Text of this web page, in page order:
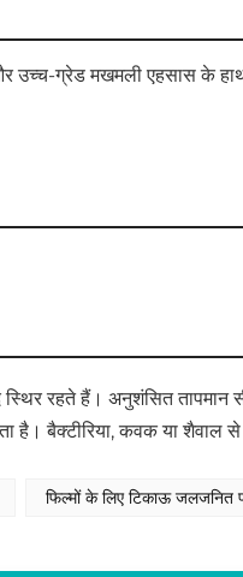
उच्च-ग्रेड मखमली एहसास के
रहते हैं। अनुशंसित
बैक्टीरिया, कवक या शैवाल
फिल्मों के लिए टिकाऊ जलजनित